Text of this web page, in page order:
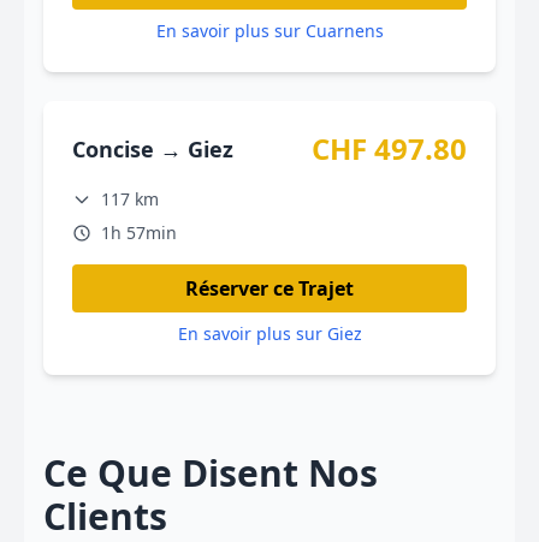
En savoir plus sur Cuarnens
Concise → Giez CHF 497.80
117 km
1h 57min
Réserver ce Trajet
En savoir plus sur Giez
Ce Que Disent Nos
Clients